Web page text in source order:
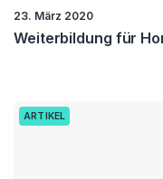
23. März 2020
Weiterbildung für
ARTIKEL